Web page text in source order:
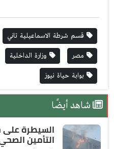
قسم شرطة الاسماعيلية تاني
مصر
وزارة الداخلية
بوابة حياة نيوز
شاهد أيضًا
السيطرة
التأمين